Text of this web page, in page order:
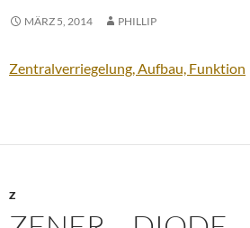
MÄRZ 5, 2014 PHILLIP
Zentralverriegelung, Aufbau, Funktion
Z